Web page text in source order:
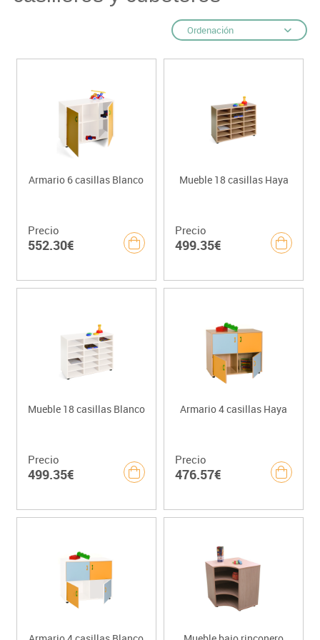
Ordenación
Armario 6 casillas Blanco
Precio
552.30€
Mueble 18 casillas Haya
Precio
499.35€
Mueble 18 casillas Blanco
Precio
499.35€
Armario 4 casillas Haya
Precio
476.57€